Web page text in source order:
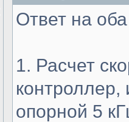
Ответ на
1. Расчет
контроллер,
опорной 5